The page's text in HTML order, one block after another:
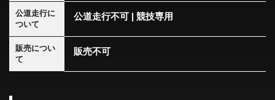
公道走行に
ついて
公道走行不可 | 競技専用
販売につい
て
販売不可